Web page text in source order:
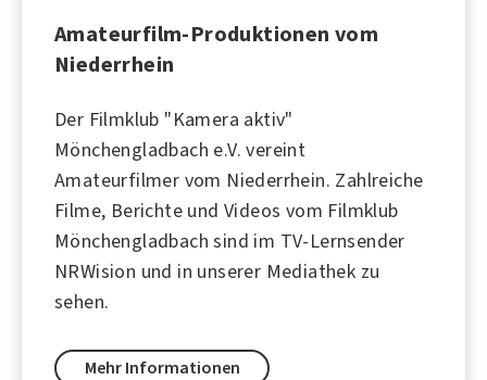
Amateurfilm-Produktionen vom
Niederrhein
Der Filmklub "Kamera aktiv"
Mönchengladbach e.V. vereint
Amateurfilmer vom Niederrhein. Zahlreiche
Filme, Berichte und Videos vom Filmklub
Mönchengladbach sind im TV-Lernsender
NRWision und in unserer Mediathek zu
sehen.
Mehr Informationen